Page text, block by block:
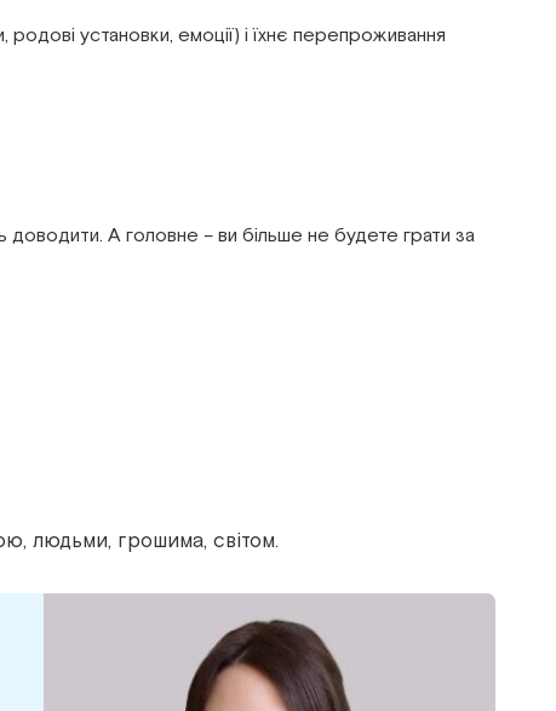
установки, емоції) і їхнє перепроживання
доводити. А головне – ви більше не будете грати за
людьми, грошима, світом.